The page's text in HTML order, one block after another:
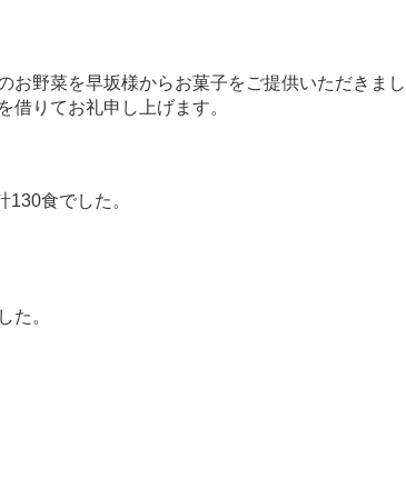
野菜を早坂様からお菓子をご提供いただきま
借りてお礼申し上げます。
食でした。
た。